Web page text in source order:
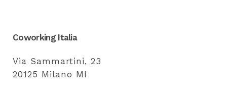
Coworking Italia
Via Sammartini, 23
20125 Milano MI